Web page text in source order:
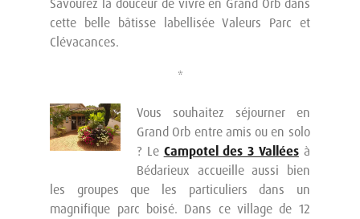
Savourez la douceur de vivre en Grand Orb dans
cette belle bâtisse labellisée Valeurs Parc et
Clévacances.
*
Vous souhaitez séjourner en
Grand Orb entre amis ou en solo
? Le Campotel des 3 Valléesà
Bédarieux accueille aussi bien
les groupes que les particuliers dans un
magnifique parc boisé. Dans ce village de 12